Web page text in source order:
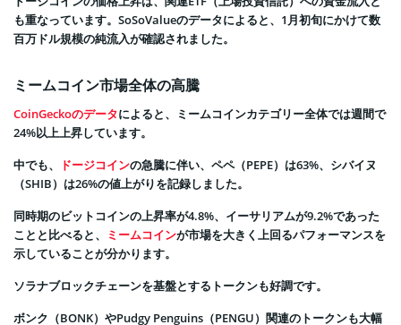
も重なっています。SoSoValueのデータによると、1月初旬にかけて数
百万ドル規模の純流入が確認されました。
ミームコイン市場全体の高騰
CoinGeckoのデータによると、ミームコインカテゴリー全体では週間で
24%以上上昇しています。
中でも、
ドージコインの急騰に伴い、ペペ（PEPE）は63%、シバイヌ
（SHIB）は26%の値上がりを記録しました。
同時期のビットコインの上昇率が4.8%、イーサリアムが9.2%であった
ことと比べると、
ミームコインが市場を大きく上回るパフォーマンスを
示していることが分かります。
ソラナブロックチェーンを基盤とするトークンも好調です。
ボンク（BONK）やPudgy Penguins（PENGU）関連のトークンも大幅